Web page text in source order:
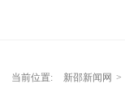
当前位置: 新邵新闻网 >